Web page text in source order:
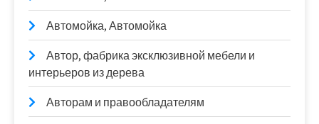
Автомойка, Автомойка
Автор, фабрика эксклюзивной мебели и
интерьеров из дерева
Авторам и правообладателям